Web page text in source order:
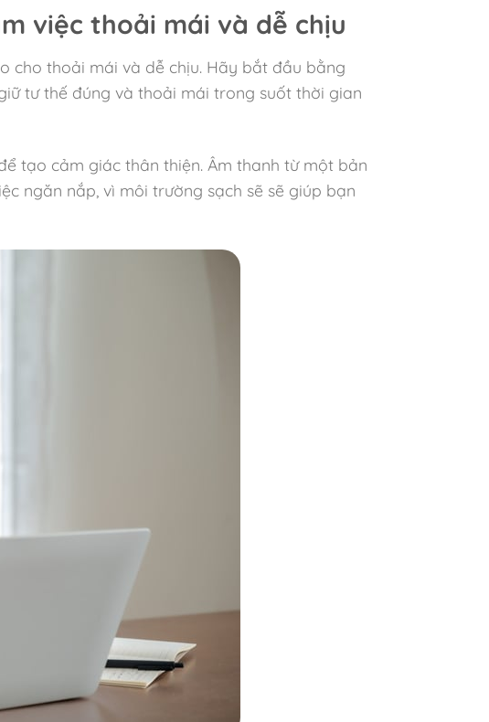
việc thoải mái và dễ chịu
cho thoải mái và dễ chịu. Hãy bắt đầu bằng
tư thế đúng và thoải mái trong suốt thời gian
tạo cảm giác thân thiện. Âm thanh từ một bản
ngăn nắp, vì môi trường sạch sẽ sẽ giúp bạn